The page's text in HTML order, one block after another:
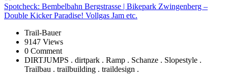
Spotcheck: Bembelbahn Bergstrasse | Bikepark Zwingenberg –
Double Kicker Paradise! Vollgas Jam etc.
Trail-Bauer
9147 Views
0 Comment
DIRTJUMPS . dirtpark . Ramp . Schanze . Slopestyle .
Trailbau . trailbuilding . traildesign .